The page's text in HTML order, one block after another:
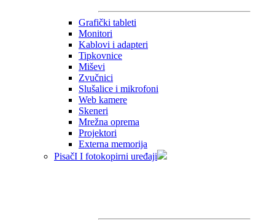
Grafički tableti
Monitori
Kablovi i adapteri
Tipkovnice
Miševi
Zvučnici
Slušalice i mikrofoni
Web kamere
Skeneri
Mrežna oprema
Projektori
Externa memorija
PisačI I fotokopirni uređaji